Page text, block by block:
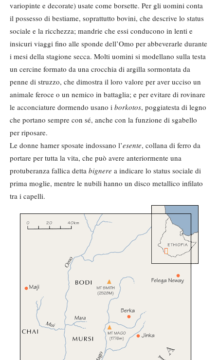
variopinte e decorate) usate come borsette. Per gli uomini conta
il possesso di bestiame, soprattutto bovini, che descrive lo status
sociale e la ricchezza; mandrie che essi conducono in lenti e
insicuri viaggi fino alle sponde dell’Omo per abbeverarle durante
i mesi della stagione secca. Molti uomini si modellano sulla testa
un cercine formato da una crocchia di argilla sormontata da
penne di struzzo, che dimostra il loro valore per aver ucciso un
animale feroce o un nemico in battaglia; e per evitare di rovinare
le acconciature dormendo usano i borkotos, poggiatesta di legno
che portano sempre con sé, anche con la funzione di sgabello
per riposare.
Le donne hamer sposate indossano l’esente, collana di ferro da
portare per tutta la vita, che può avere anteriormente una
protuberanza fallica detta bignere a indicare lo status sociale di
prima moglie, mentre le nubili hanno un disco metallico infilato
tra i capelli.